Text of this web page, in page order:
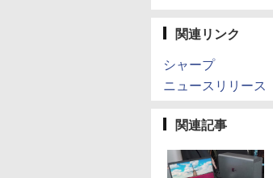
関連リンク
シャープ
ニュースリリース
関連記事